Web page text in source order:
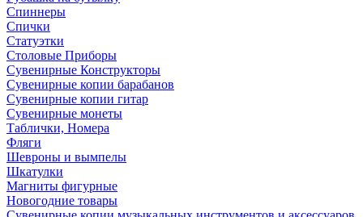
Спиннеры
Спички
Статуэтки
Столовые Приборы
Сувенирные Конструкторы
Сувенирные копии барабанов
Сувенирные копии гитар
Сувенирные монеты
Таблички, Номера
Фляги
Шевроны и вымпелы
Шкатулки
Магниты фигурные
Новогодние товары